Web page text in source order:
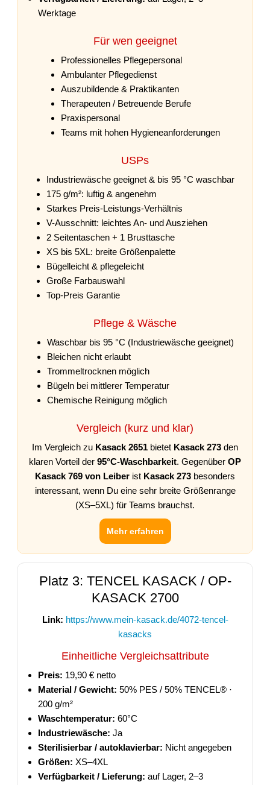
Werktage
Für wen geeignet
Professionelles Pflegepersonal
Ambulanter Pflegedienst
Auszubildende & Praktikanten
Therapeuten / Betreuende Berufe
Praxispersonal
Teams mit hohen Hygieneanforderungen
USPs
Industriewäsche geeignet & bis 95 °C waschbar
175 g/m²: luftig & angenehm
Starkes Preis-Leistungs-Verhältnis
V-Ausschnitt: leichtes An- und Ausziehen
2 Seitentaschen + 1 Brusttasche
XS bis 5XL: breite Größenpalette
Bügelleicht & pflegeleicht
Große Farbauswahl
Top-Preis Garantie
Pflege & Wäsche
Waschbar bis 95 °C (Industriewäsche geeignet)
Bleichen nicht erlaubt
Trommeltrocknen möglich
Bügeln bei mittlerer Temperatur
Chemische Reinigung möglich
Vergleich (kurz und klar)
Im Vergleich zu Kasack 2651 bietet Kasack 273 den
klaren Vorteil der 95°C-Waschbarkeit. Gegenüber OP
Kasack 769 von Leiber ist Kasack 273 besonders
interessant, wenn Du eine sehr breite Größenrange
(XS–5XL) für Teams brauchst.
Mehr erfahren
Platz 3: TENCEL KASACK / OP-
KASACK 2700
Link: https://www.mein-kasack.de/4072-tencel-
kasacks
Einheitliche Vergleichsattribute
Preis: 19,90 € netto
Material / Gewicht: 50% PES / 50% TENCEL® ·
200 g/m²
Waschtemperatur: 60°C
Industriewäsche: Ja
Sterilisierbar / autoklavierbar: Nicht angegeben
Größen: XS–4XL
Verfügbarkeit / Lieferung: auf Lager, 2–3